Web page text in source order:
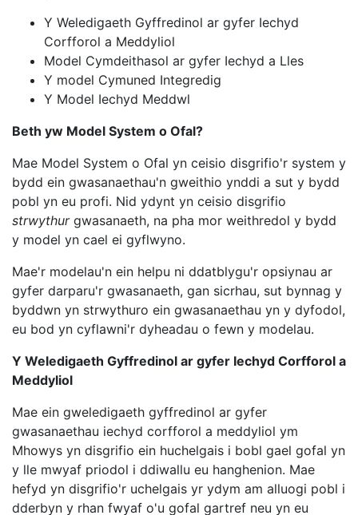
Y Weledigaeth Gyffredinol ar gyfer Iechyd
Corfforol a Meddyliol
Model Cymdeithasol ar gyfer Iechyd a Lles
Y model Cymuned Integredig
Y Model Iechyd Meddwl
Beth yw Model System o Ofal?
Mae Model System o Ofal yn ceisio disgrifio'r system y
bydd ein gwasanaethau'n gweithio ynddi a sut y bydd
pobl yn eu profi. Nid ydynt yn ceisio disgrifio
strwythurgwasanaeth, na pha mor weithredol y bydd
y model yn cael ei gyflwyno.
Mae'r modelau'n ein helpu ni ddatblygu'r opsiynau ar
gyfer darparu'r gwasanaeth, gan sicrhau, sut bynnag y
byddwn yn strwythuro ein gwasanaethau yn y dyfodol,
eu bod yn cyflawni'r dyheadau o fewn y modelau.
Y Weledigaeth Gyffredinol ar gyfer Iechyd Corfforol a
Meddyliol
Mae ein gweledigaeth gyffredinol ar gyfer
gwasanaethau iechyd corfforol a meddyliol ym
Mhowys yn disgrifio ein huchelgais i bobl gael gofal yn
y lle mwyaf priodol i ddiwallu eu hanghenion. Mae
hefyd yn disgrifio'r uchelgais yr ydym am alluogi pobl i
dderbyn y rhan fwyaf o'u gofal gartref neu yn eu